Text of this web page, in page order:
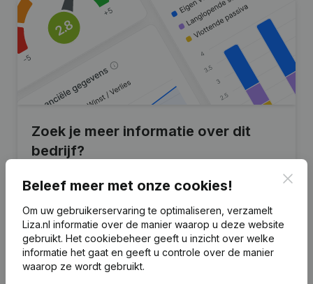
Zoek je meer informatie over dit
bedrijf?
Raadpleeg de gezondheid in een oogopslag
Krijg updates van belangrijke ontwikkelingen
Probeer gratis Meer ontdekken
Beleef meer met onze cookies!
Om uw gebruikerservaring te optimaliseren, verzamelt
Liza.nl informatie over de manier waarop u deze website
gebruikt. Het cookiebeheer geeft u inzicht over welke
informatie het gaat en geeft u controle over de manier
waarop ze wordt gebruikt.